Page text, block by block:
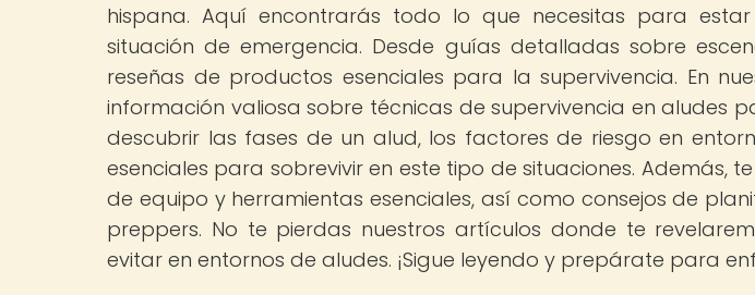
hispana. Aquí encontrarás todo lo que necesitas para
situación de emergencia. Desde guías detalladas sobre
reseñas de productos esenciales para la supervivencia. En
información valiosa sobre técnicas de supervivencia en aludes
descubrir las fases de un alud, los factores de riesgo en
esenciales para sobrevivir en este tipo de situaciones. Además,
de equipo y herramientas esenciales, así como consejos de
preppers. No te pierdas nuestros artículos donde te
evitar en entornos de aludes. ¡Sigue leyendo y prepárate para